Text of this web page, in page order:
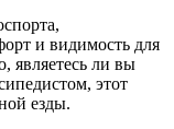
и видимость для
являетесь ли вы
этот
езды.